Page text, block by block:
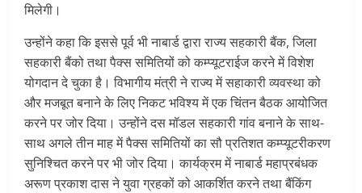
मिलेगी।
उन्होंने कहा कि इससे पूर्व भी नाबार्ड द्वारा राज्य सहकारी बैंक, जिला
सहकारी बैंको तथा पैक्स समितियों को कम्प्यूटराईज करने में विशेश
योगदान दे चुका है। विभागीय मंत्री ने राज्य में सहाकारी व्यवस्था को
और मजबूत बनाने के लिए निकट भविश्य में एक चिंतन बैठक आयोजित
करने पर जोर दिया। उन्होंने दस मॉडल सहकारी गांव बनाने के साथ-
साथ अगले तीन माह में पैक्स समितियों का सौ प्रतिशत कम्प्यूटरीकरण
सुनिश्चित करने पर भी जोर दिया। कार्यक्रम में नाबार्ड महाप्रबंधक
अरूण प्रकाश दास ने युवा ग्रहकों को आकर्शित करने तथा बैंकिंग